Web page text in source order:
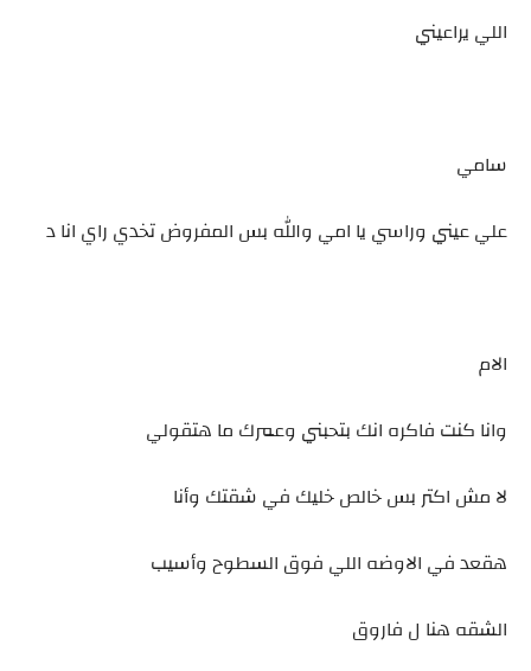
اللي يراعيني
سامي
علي عيني وراسي يا امي والله بس المفروض تخدي راي انا د
الام
وانا كنت فاكره انك بتحبني وعمرك ما هتقولي
لا مش اكتر بس خالص خليك في شقتك وأنا
هقعد في الاوضه اللي فوق السطوح وأسيب
الشقه هنا ل فاروق